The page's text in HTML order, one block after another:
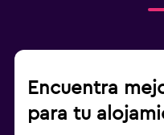
Encuentra
para tu